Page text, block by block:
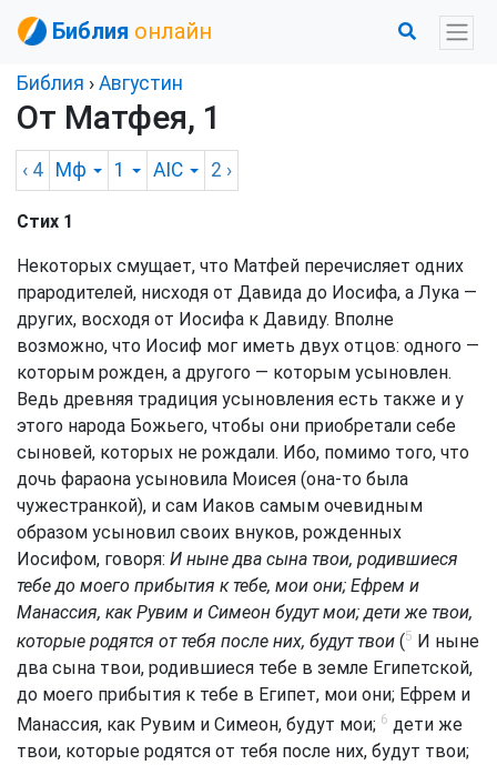
Библия онлайн
Библия › Августин
От Матфея, 1
‹ 4 Мф 1 AIC 2 ›
Стих 1
Некоторых смущает, что Матфей перечисляет одних
прародителей, нисходя от Давида до Иосифа, а Лука —
других, восходя от Иосифа к Давиду. Вполне
возможно, что Иосиф мог иметь двух отцов: одного —
которым рожден, а другого — которым усыновлен.
Ведь древняя традиция усыновления есть также и у
этого народа Божьего, чтобы они приобретали себе
сыновей, которых не рождали. Ибо, помимо того, что
дочь фараона усыновила Моисея (она-то была
чужестранкой), и сам Иаков самым очевидным
образом усыновил своих внуков, рожденных
Иосифом, говоря: И ныне два сына твои, родившиеся
тебе до моего прибытия к тебе, мои они; Ефрем и
Манассия, как Рувим и Симеон будут мои; дети же твои,
которые родятся от тебя после них, будут твои (5 И ныне
два сына твои, родившиеся тебе в земле Египетской,
до моего прибытия к тебе в Египет, мои они; Ефрем и
Манассия, как Рувим и Симеон, будут мои; 6 дети же
твои, которые родятся от тебя после них, будут твои;